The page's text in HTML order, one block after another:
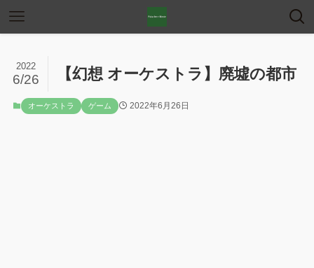
【幻想 オーケストラ】廃墟の都市
2022
6/26
オーケストラ ゲーム 2022年6月26日